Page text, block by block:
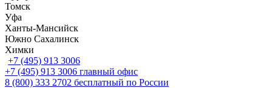
Томск
Уфа
Ханты-Мансийск
Южно Сахалинск
Химки
+7 (495) 913 3006
+7 (495) 913 3006 главный офис
8 (800) 333 2702 бесплатный по России